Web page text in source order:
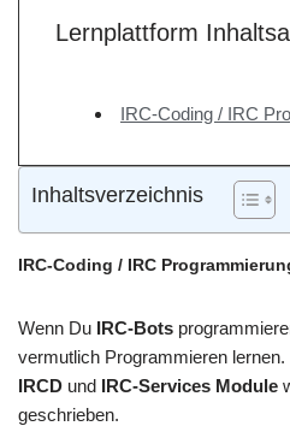
Lernplattform
IRC-Coding / IRC
Inhaltsverzeichnis
IRC-Coding / IRC
Wenn Du IRC-Bots
vermutlich Programmieren lernen.
IRCD und IRC-Services Module
geschrieben.